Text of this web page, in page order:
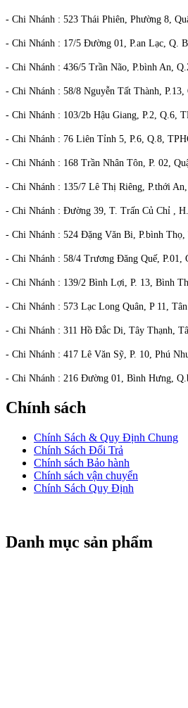
- Chi Nhánh : 523 Thái Phiên, Phường 8,
- Chi Nhánh : 17/5 Đường 01, P.an Lạc, Q.
- Chi Nhánh : 436/5 Trần Não, P.bình An,
- Chi Nhánh : 58/8 Nguyễn Tất Thành,
- Chi Nhánh : 103/2b Hậu Giang, P.2, Q.6,
- Chi Nhánh : 76 Liên Tỉnh 5, P.6, Q.8,
- Chi Nhánh : 168 Trần Nhân Tôn, P. 02,
- Chi Nhánh : 135/7 Lê Thị Riêng, P.thới
- Chi Nhánh : Đường 39, T. Trấn Củ Chỉ ,
- Chi Nhánh : 524 Đặng Văn Bi, P.bình
- Chi Nhánh : 58/4 Trương Đăng Quế, P.01,
- Chi Nhánh : 139/2 Bình Lợi, P. 13, Bình
- Chi Nhánh : 573 Lạc Long Quân, P 11,
- Chi Nhánh : 311 Hồ Đắc Di, Tây Thạnh,
- Chi Nhánh : 417 Lê Văn Sỹ, P. 10, Phú
- Chi Nhánh : 216 Đường 01, Bình Hưng,
Chính sách
Chính Sách & Quy Định Chung
Chính Sách Đổi Trả
Chính sách Bảo hành
Chính sách vận chuyển
Chính Sách Quy Định
Danh mục sản phẩm